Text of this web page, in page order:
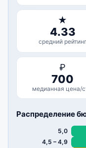
★
4.33
средний рейтинг
₽
700
медианная цена/
Распределение
5,0
4,5 – 4,9